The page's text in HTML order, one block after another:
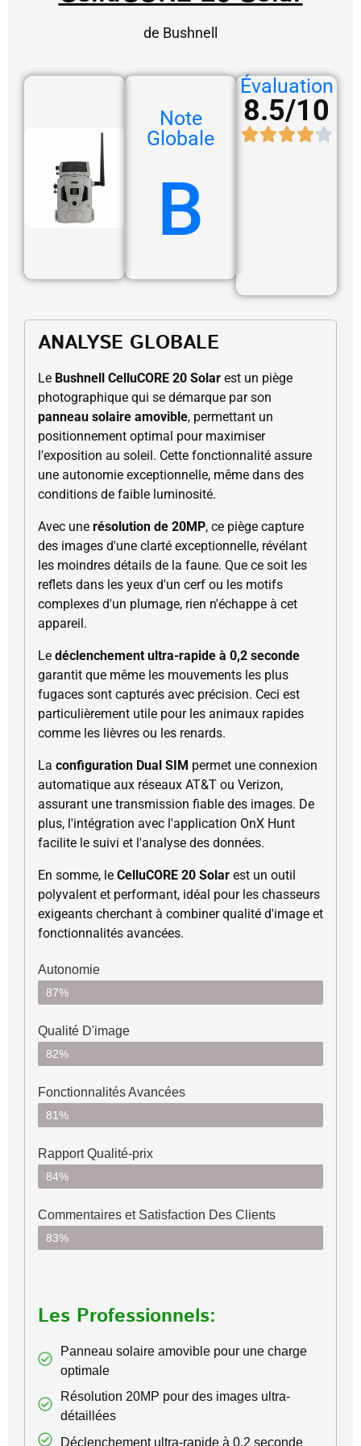
de Bushnell
Note
Globale
B
Évaluation
8.5/10
ANALYSE GLOBALE
Le Bushnell CelluCORE 20 Solar est un piège
photographique qui se démarque par son
panneau solaire amovible, permettant un
positionnement optimal pour maximiser
l'exposition au soleil. Cette fonctionnalité assure
une autonomie exceptionnelle, même dans des
conditions de faible luminosité.
Avec une résolution de 20MP, ce piège capture
des images d'une clarté exceptionnelle, révélant
les moindres détails de la faune. Que ce soit les
reflets dans les yeux d'un cerf ou les motifs
complexes d'un plumage, rien n'échappe à cet
appareil.
Le déclenchement ultra-rapide à 0,2 seconde
garantit que même les mouvements les plus
fugaces sont capturés avec précision. Ceci est
particulièrement utile pour les animaux rapides
comme les lièvres ou les renards.
La configuration Dual SIM permet une connexion
automatique aux réseaux AT&T ou Verizon,
assurant une transmission fiable des images. De
plus, l'intégration avec l'application OnX Hunt
facilite le suivi et l'analyse des données.
En somme, le CelluCORE 20 Solar est un outil
polyvalent et performant, idéal pour les chasseurs
exigeants cherchant à combiner qualité d'image et
fonctionnalités avancées.
Autonomie
87%
Qualité D'image
82%
Fonctionnalités Avancées
81%
Rapport Qualité-prix
84%
Commentaires et Satisfaction Des Clients
83%
Les Professionnels:
Panneau solaire amovible pour une charge
optimale
Résolution 20MP pour des images ultra-
détaillées
Déclenchement ultra-rapide à 0,2 seconde